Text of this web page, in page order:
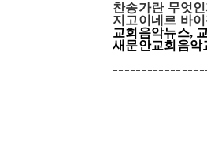
찬송가란 무엇
지고이네르 바
교회음악뉴스,
새문안교회음악